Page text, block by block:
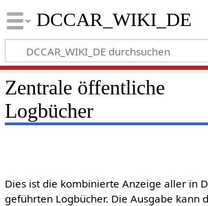
DCCAR_WIKI_DE
Zentrale öffentliche
Logbücher
Dies ist die kombinierte Anzeige aller in
geführten Logbücher. Die Ausgabe kann